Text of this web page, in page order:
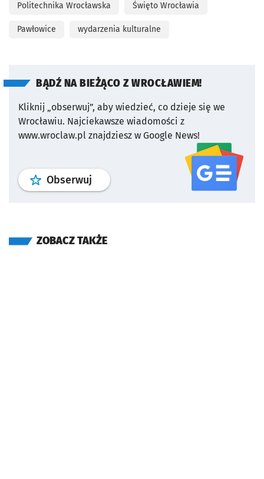
Politechnika Wrocławska Święto Wrocławia
Pawłowice wydarzenia kulturalne
BĄDŹ NA BIEŻĄCO Z WROCŁAWIEM!
Kliknij „obserwuj”, aby wiedzieć, co dzieje się we
Wrocławiu. Najciekawsze wiadomości z
www.wroclaw.pl znajdziesz w Google News!
Obserwuj profil serwisu
ZOBACZ TAKŻE